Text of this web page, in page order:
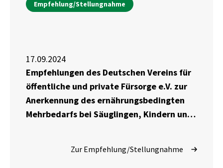
Empfehlung/Stellungnahme
17.09.2024
Empfehlungen des Deutschen Vereins für
öffentliche und private Fürsorge e.V. zur
Anerkennung des ernährungsbedingten
Mehrbedarfs bei Säuglingen, Kindern und
Zur Empfehlung/Stellungnahme